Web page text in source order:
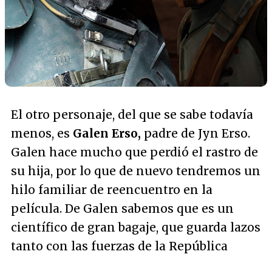
El otro personaje, del que se sabe todavía
menos, es Galen Erso, padre de Jyn Erso.
Galen hace mucho que perdió el rastro de
su hija, por lo que de nuevo tendremos un
hilo familiar de reencuentro en la
película. De Galen sabemos que es un
científico de gran bagaje, que guarda lazos
tanto con las fuerzas de la República